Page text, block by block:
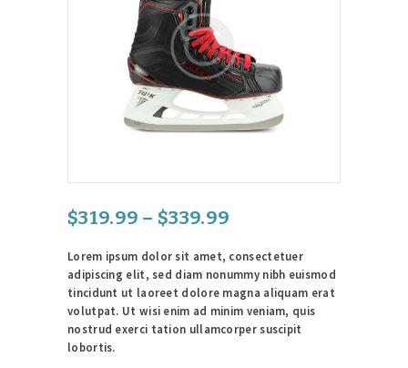
$319.99 – $339.99
9
9
kuni
$339.
Lorem ipsum dolor sit amet, consectetuer
adipiscing elit, sed diam nonummy nibh euismod
tincidunt ut laoreet dolore magna aliquam erat
volutpat. Ut wisi enim ad minim veniam, quis
nostrud exerci tation ullamcorper suscipit
lobortis.